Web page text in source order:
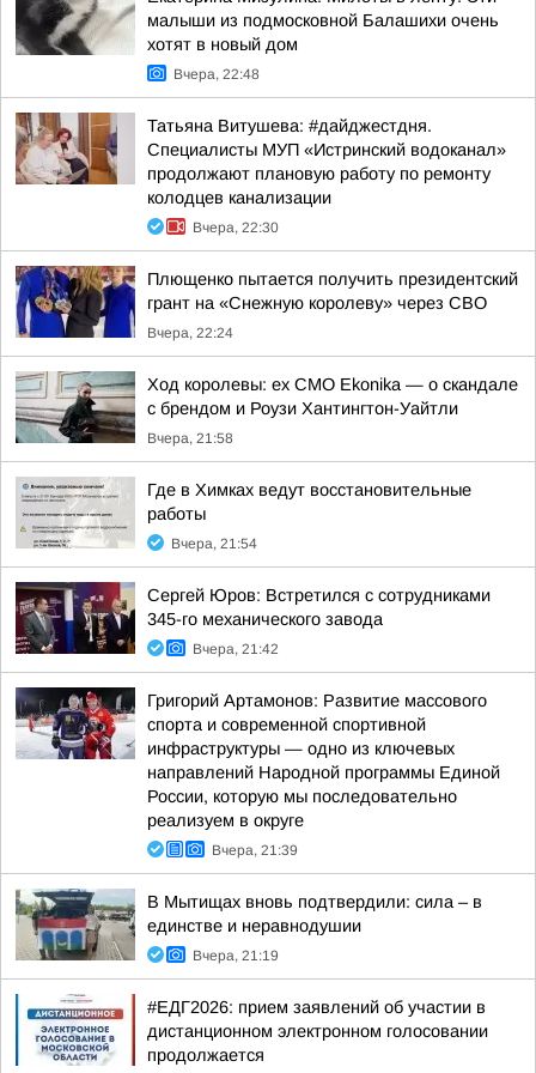
малыши из подмосковной Балашихи очень
хотят в новый дом
Вчера, 22:48
Татьяна Витушева: #дайджестдня.
Специалисты МУП «Истринский водоканал»
продолжают плановую работу по ремонту
колодцев канализации
Вчера, 22:30
Плющенко пытается получить президентский
грант на «Снежную королеву» через СВО
Вчера, 22:24
Ход королевы: ex CMO Ekonika — о скандале
с брендом и Роузи Хантингтон-Уайтли
Вчера, 21:58
Где в Химках ведут восстановительные
работы
Вчера, 21:54
Сергей Юров: Встретился с сотрудниками
345-го механического завода
Вчера, 21:42
Григорий Артамонов: Развитие массового
спорта и современной спортивной
инфраструктуры — одно из ключевых
направлений Народной программы Единой
России, которую мы последовательно
реализуем в округе
Вчера, 21:39
В Мытищах вновь подтвердили: сила – в
единстве и неравнодушии
Вчера, 21:19
#ЕДГ2026: прием заявлений об участии в
дистанционном электронном голосовании
продолжается